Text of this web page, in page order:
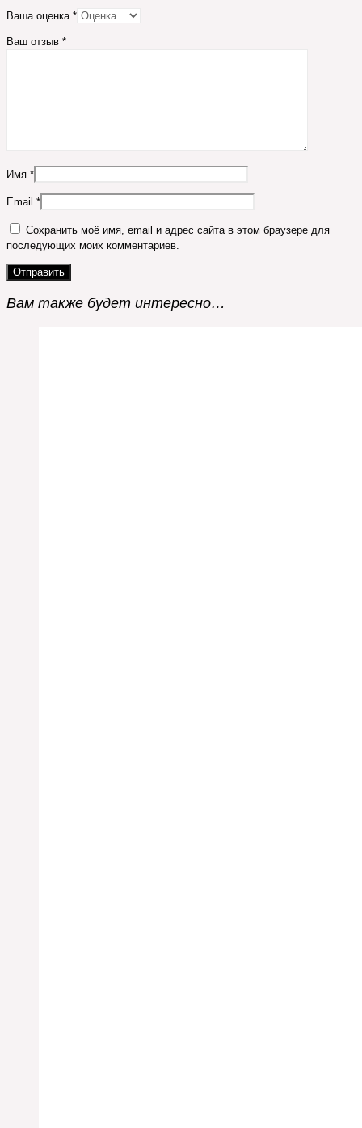
Ваша оценка *
Ваш отзыв *
Имя *
Email *
Сохранить моё имя, email и адрес сайта в этом браузере для
последующих моих комментариев.
Вам также будет интересно…